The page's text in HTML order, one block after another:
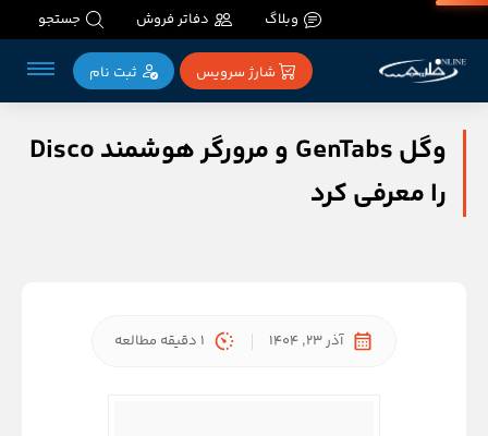
وبلاگ دفاتر فروش جستجو
شارژ سرویس ثبت‌ نام
وگل GenTabs و مرورگر هوشمند Disco
را معرفی کرد
آذر 23, 1404 1 دقیقه مطالعه